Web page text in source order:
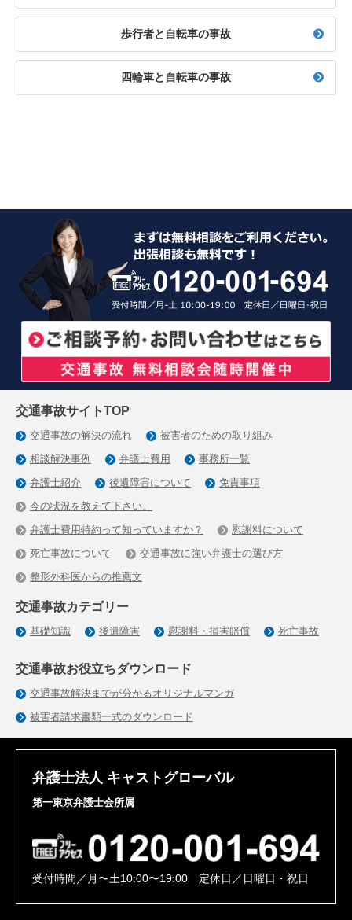
歩行者と自転車の事故
四輪車と自転車の事故
交通事故サイトTOP
交通事故の解決の流れ
被害者のための取り組み
相談解決事例
弁護士費用
事務所一覧
弁護士紹介
後遺障害について
免責事項
今の状況を教えて下さい。
弁護士費用特約って知っていますか？
慰謝料について
死亡事故について
交通事故に強い弁護士の選び方
整形外科医からの推薦文
交通事故カテゴリー
基礎知識 後遺障害 慰謝料・損害賠償 死亡事故
交通事故お役立ちダウンロード
交通事故解決までが分かるオリジナルマンガ
被害者請求書類一式のダウンロード
弁護士法人 キャストグローバル
第一東京弁護士会所属
受付時間／月〜土10:00〜19:00 定休日／日曜日・祝日